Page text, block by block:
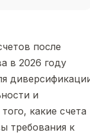
после
в 2026 году
и
какие счета
требования к